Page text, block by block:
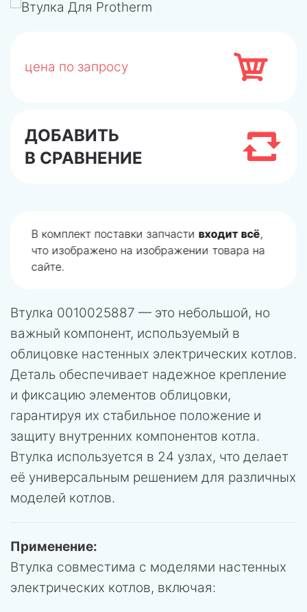
цена по запросу
ДОБАВИТЬ
В СРАВНЕНИЕ
В комплект поставки запчасти входит всё,
что изображено на изображении товара на
сайте.
Втулка 0010025887 — это небольшой, но
важный компонент, используемый в
облицовке настенных электрических котлов.
Деталь обеспечивает надежное крепление
и фиксацию элементов облицовки,
гарантируя их стабильное положение и
защиту внутренних компонентов котла.
Втулка используется в 24 узлах, что делает
её универсальным решением для различных
моделей котлов.
Применение:
Втулка совместима с моделями настенных
электрических котлов, включая: